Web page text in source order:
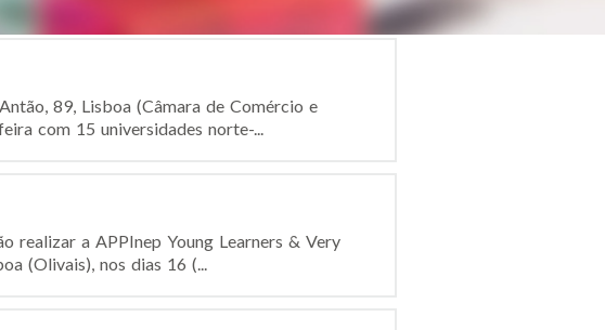
89, Lisboa (Câmara de Comércio e
com 15 universidades norte-...
realizar a APPInep Young Learners & Very
(Olivais), nos dias 16 (...